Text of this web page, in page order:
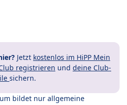
Jetzt kostenlos im HiPP Mein
registrieren und deine Club-
sichern.
bildet nur allgemeine